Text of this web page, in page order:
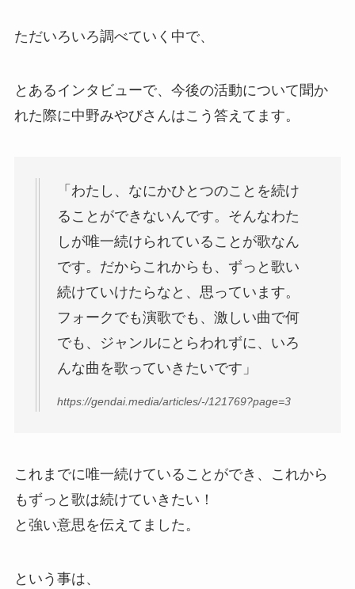
ただいろいろ調べていく中で、
とあるインタビューで、今後の活動について聞か
れた際に中野みやびさんはこう答えてます。
「わたし、なにかひとつのことを続け
ることができないんです。そんなわた
しが唯一続けられていることが歌なん
です。だからこれからも、ずっと歌い
続けていけたらなと、思っています。
フォークでも演歌でも、激しい曲で何
でも、ジャンルにとらわれずに、いろ
んな曲を歌っていきたいです」
https://gendai.media/articles/-/121769?page=3
これまでに唯一続けていることができ、これから
もずっと歌は続けていきたい！
と強い意思を伝えてました。
という事は、